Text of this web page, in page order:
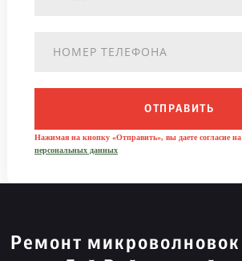
ОТПРАВИТЬ
Нажимая на кнопку «Отправить», вы даете согласие на
персональных данных
Ремонт